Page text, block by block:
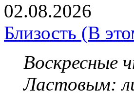
02.08.2026
Близость (В
Воскресные
Ластовым: